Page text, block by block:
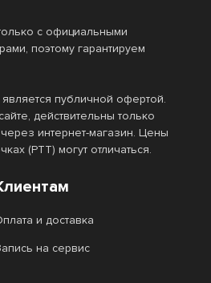
с официальными
поэтому гарантируем
публичной офертой.
действительны только
интернет-магазин. Цены
(РТТ) могут отличаться.
и доставка
на сервис